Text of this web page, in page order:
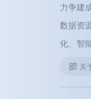
力争建
数据资
化、智
关